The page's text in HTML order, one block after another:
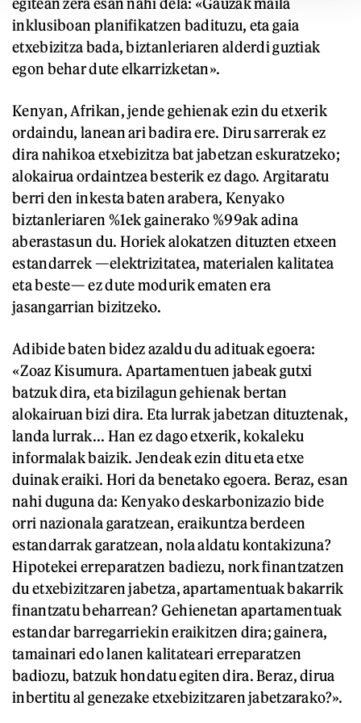
inklusiboan planifikatzen badituzu, eta gaia
etxebizitza bada, biztanleriaren alderdi guztiak
egon behar dute elkarrizketan».
Kenyan, Afrikan, jende gehienak ezin du etxerik
ordaindu, lanean ari badira ere. Diru sarrerak ez
dira nahikoa etxebizitza bat jabetzan eskuratzeko;
alokairua ordaintzea besterik ez dago. Argitaratu
berri den inkesta baten arabera, Kenyako
biztanleriaren %1ek gainerako %99ak adina
aberastasun du. Horiek alokatzen dituzten etxeen
estandarrek —elektrizitatea, materialen kalitatea
eta beste— ez dute modurik ematen era
jasangarrian bizitzeko.
Adibide baten bidez azaldu du adituak egoera:
«Zoaz Kisumura. Apartamentuen jabeak gutxi
batzuk dira, eta bizilagun gehienak bertan
alokairuan bizi dira. Eta lurrak jabetzan dituztenak,
landa lurrak... Han ez dago etxerik, kokaleku
informalak baizik. Jendeak ezin ditu eta etxe
duinak eraiki. Hori da benetako egoera. Beraz, esan
nahi duguna da: Kenyako deskarbonizazio bide
orri nazionala garatzean, eraikuntza berdeen
estandarrak garatzean, nola aldatu kontakizuna?
Hipotekei erreparatzen badiezu, nork finantzatzen
du etxebizitzaren jabetza, apartamentuak bakarrik
finantzatu beharrean? Gehienetan apartamentuak
estandar barregarriekin eraikitzen dira; gainera,
tamainari edo lanen kalitateari erreparatzen
badiozu, batzuk hondatu egiten dira. Beraz, dirua
inbertitu al genezake etxebizitzaren jabetzarako?».